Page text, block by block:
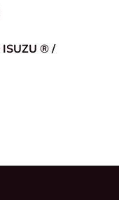
ISUZU ® /